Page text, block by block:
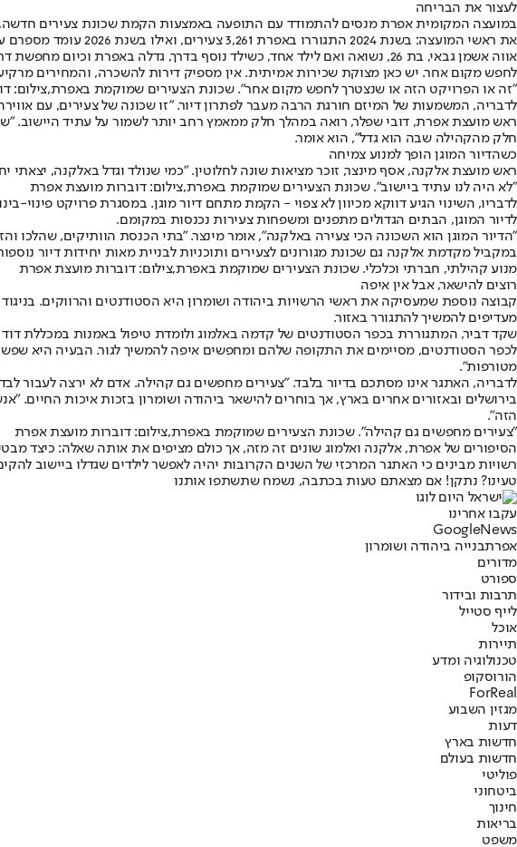
לעצור את הבריחה
את ראשי המועצה: בשנת 2024 התגוררו באפרת 3,261 צעירים, ואילו בשנת 2026 עומד מספרם על 2,929 בלבד. במקביל, כ-79% מהבתים ביישוב הם בני שישה חדרים ומעלה.
אווה אשמן גבאי, בת 26, נשואה ואם לילד אחד, כשילד נוסף בדרך, גדלה
לחפש מקום אחר. יש כאן מצוקת שכירות אמיתית. אין מספיק דירות להשכרה, והמחירים
"זה או הפרויקט הזה או שנצטרך לחפש מקום אחר". שכונת הצעירים שמוקמת באפרת,צילום:
לדבריה, המשמעות של המיזם חורגת הרבה מעבר לפתרון דיור. "זו שכונה של צעירים, עם
ראש מועצת אפרת, דובי שפלר, רואה במהלך חלק ממאמץ רחב יותר לשמור על עתיד היישוב.
חלק מהקהילה שבה הוא גדל", הוא אומר.
כשהדיור המוגן הופך למנוע צמיחה
ראש מועצת אלקנה, אסף מינצר, זוכר מציאות שונה לחלוטין. "כמי שנולד וגדל באלקנה, יצאתי
"לא היה לנו עתיד ביישוב". שכונת הצעירים שמוקמת באפרת,צילום: דוברות מועצת אפרת
לדיור המוגן, הבתים הגדולים מתפנים ומשפחות צעירות נכנסות במקומם.
"הדיור המוגן הוא השכונה הכי צעירה באלקנה", אומר מינצר. "בתי הכנסת הוותיקים,
במקביל מקדמת אלקנה גם שכונת מגורונים לצעירים ותוכניות לבניית מאות יחידות דיור
מנוע קהילתי, חברתי וכלכלי. שכונת הצעירים שמוקמת באפרת,צילום: דוברות מועצת אפרת
רוצים להישאר, אבל אין איפה
קבוצה נוספת שמעסיקה את ראשי הרשויות ביהודה ושומרון היא הסטודנטים והרווקים.
מעדיפים להמשיך להתגורר באזור.
שקד דביר, המתגוררת בכפר הסטודנטים של קדמה באלמוג ולומדת טיפול באמנות במכללת
לכפר הסטודנטים, מסיימים את התקופה שלהם ומחפשים איפה להמשיך לגור. הבעיה היא
מטורפות".
לדבריה, האתגר אינו מסתכם בדיור בלבד. "צעירים מחפשים גם קהילה. אדם לא ירצה לעבור
בירושלים ובאזורים אחרים בארץ, אך בוחרים להישאר ביהודה ושומרון בזכות איכות
הזה".
"צעירים מחפשים גם קהילה". שכונת הצעירים שמוקמת באפרת,צילום: דוברות מועצת אפרת
הסיפורים של אפרת, אלקנה ואלמוג שונים זה מזה, אך כולם מציפים את אותה שאלה: כיצד
רשויות מבינים כי האתגר המרכזי של השנים הקרובות יהיה לאפשר לילדים שגדלו ביישוב
טעינו? נתקן! אם מצאתם טעות בכתבה, נשמח שתשתפו אותנו
עקבו אחרינו
Googl eNews
אפרתבנייה ביהודה ושומרון
מדורים
ספורט
תרבות ובידור
לייף סטייל
אוכל
תיירות
טכנולוגיה ומדע
הורוסקופ
ForReal
מגזין השבוע
דעות
חדשות בארץ
חדשות בעולם
פוליטי
ביטחוני
חינוך
בריאות
משפט